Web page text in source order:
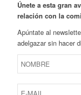
Únete a esta gran
relación con la
Apúntate al
adelgazar sin hacer